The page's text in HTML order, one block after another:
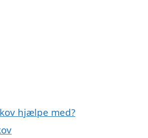
hjælpe med?